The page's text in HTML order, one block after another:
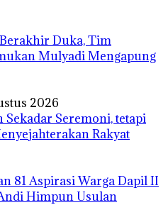
Duka, Tim
Mulyadi Mengapung
2026
Seremoni, tetapi
Rakyat
81 Aspirasi Warga Dapil II
Himpun Usulan